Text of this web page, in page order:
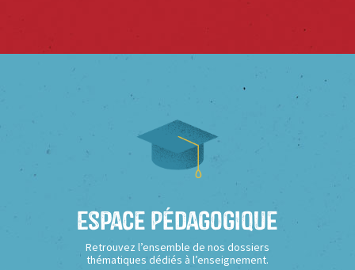
Espace Pédagogique
Retrouvez l’ensemble de nos dossiers
thématiques dédiés à l’enseignement.